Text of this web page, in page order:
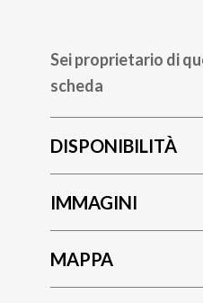
Sei proprietario di
scheda
DISPONIBILITÀ
IMMAGINI
MAPPA